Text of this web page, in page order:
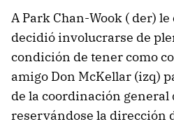
A Park Chan-Wook ( der)
decidió involucrarse de
condición de tener como
amigo Don McKellar (izq)
de la coordinación general
reservándose la dirección